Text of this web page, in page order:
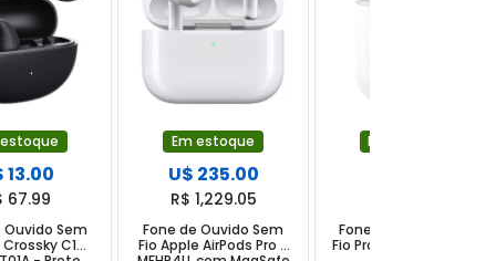
13.00
67.99
Ouvido Sem
Crossky C10
Em estoque
U$ 235.00
R$ 1,229.05
Fone de Ouvido Sem
Fio Apple AirPods Pro 3
Em estoque
Fone de Ouvido Sem
Fio Prosper i12 - Branco